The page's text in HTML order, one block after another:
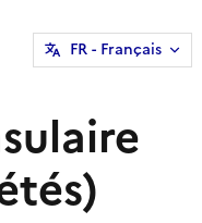
FR- Français